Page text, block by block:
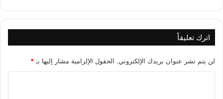
اترك تعليقاً
لن يتم نشر عنوان بريدك الإلكتروني. الحقول الإلزامية مشار إليها بـ *